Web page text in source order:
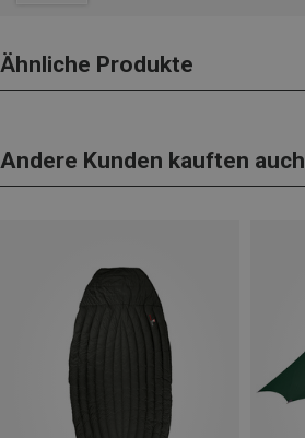
Ähnliche Produkte
Andere Kunden kauften auch